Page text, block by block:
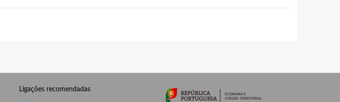
Ligações recomendadas